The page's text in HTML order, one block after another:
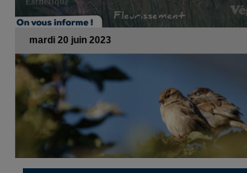
mardi 20 juin 2023